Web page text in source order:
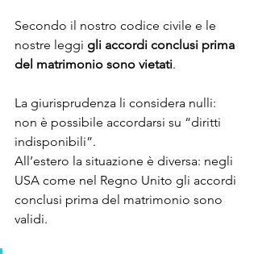
Secondo il nostro codice civile e le
nostre leggi gli accordi conclusi prima
del matrimonio sono vietati.
La giurisprudenza li considera nulli:
non è possibile accordarsi su “diritti
indisponibili”.
All’estero la situazione è diversa: negli
USA come nel Regno Unito gli accordi
conclusi prima del matrimonio sono
validi.